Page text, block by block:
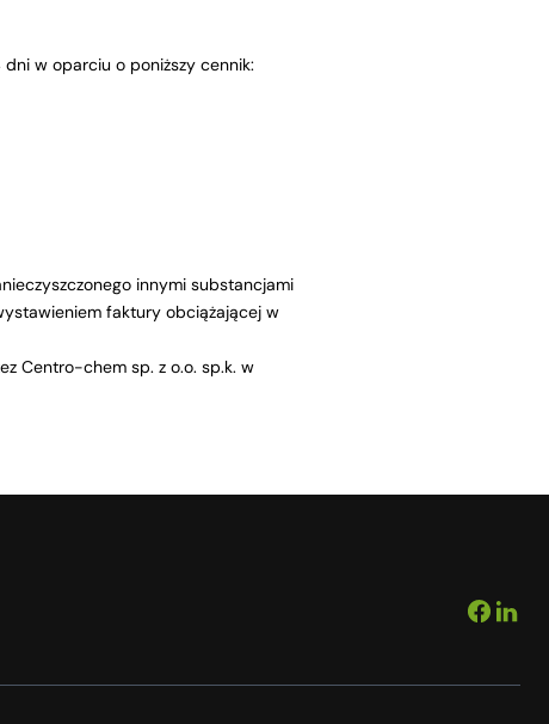
w oparciu o poniższy cennik:
innymi substancjami
faktury obciążającej w
Centro-chem sp. z o.o. sp.k. w